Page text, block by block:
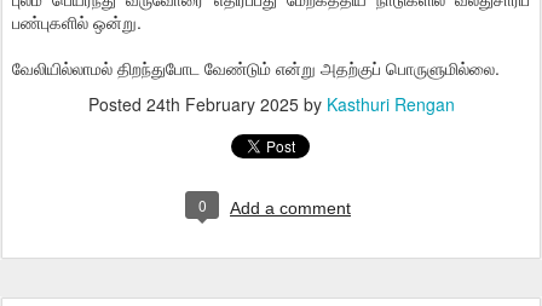
பண்புகளில் ஒன்று.
வேலியில்லாமல் திறந்துபோட வேண்டும் என்று அதற்குப் பொருளுமில்லை.
Posted 24th February 2025by Kasthuri Rengan
0 Add a comment